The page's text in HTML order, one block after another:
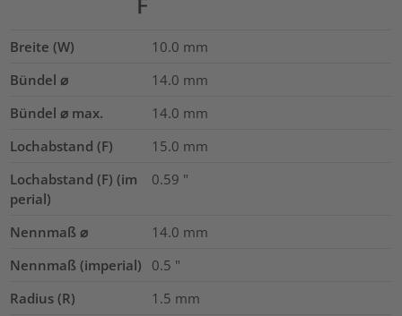
Breite (W) 10.0 mm
Bündel ⌀
14.0 mm
Bündel ⌀ max.
14.0 mm
Lochabstand (F)
15.0 mm
Lochabstand (F) (im
perial)
0.59 "
Nennmaß ⌀ 14.0 mm
Nennmaß (imperial)
0.5 "
Radius (R)
1.5 mm